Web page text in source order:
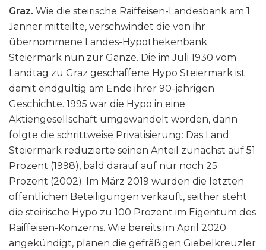
Graz. Wie die steirische Raiffeisen-Landesbank am 1.
Jänner mitteilte, verschwindet die von ihr
übernommene Landes-Hypothekenbank
Steiermark nun zur Gänze. Die im Juli 1930 vom
Landtag zu Graz geschaffene Hypo Steiermark ist
damit endgültig am Ende ihrer 90-jährigen
Geschichte. 1995 war die Hypo in eine
Aktiengesellschaft umgewandelt worden, dann
folgte die schrittweise Privatisierung: Das Land
Steiermark reduzierte seinen Anteil zunächst auf 51
Prozent (1998), bald darauf auf nur noch 25
Prozent (2002). Im März 2019 wurden die letzten
öffentlichen Beteiligungen verkauft, seither steht
die steirische Hypo zu 100 Prozent im Eigentum des
Raiffeisen-Konzerns. Wie bereits im April 2020
angekündigt, planen die gefräßigen Giebelkreuzler